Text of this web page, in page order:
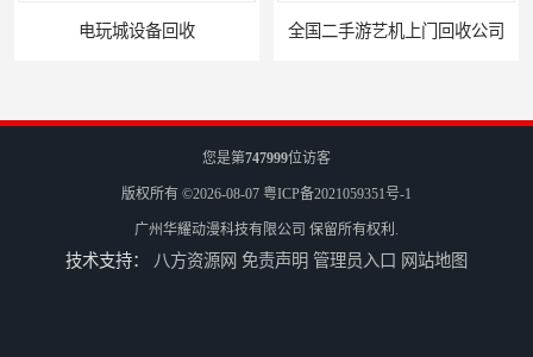
全国二手游艺机上门回收公司 电玩城整场回收
您是第747999位访客
版权所有 ©2026-08-07 粤ICP备2021059351号-1
广州华耀动漫科技有限公司 保留所有权利.
技术支持： 八方资源网 免责声明 管理员入口 网站地图